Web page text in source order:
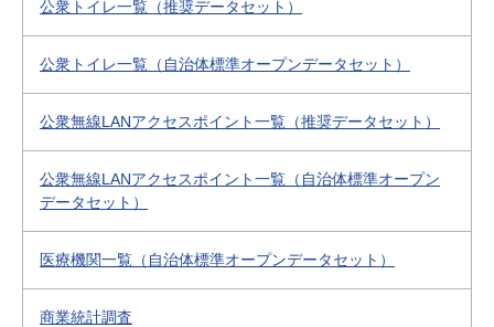
公衆トイレ一覧（推奨データセット）
公衆トイレ一覧（自治体標準オープンデータセット）
公衆無線LANアクセスポイント一覧（推奨データセット）
公衆無線LANアクセスポイント一覧（自治体標準オープン
データセット）
医療機関一覧（自治体標準オープンデータセット）
商業統計調査